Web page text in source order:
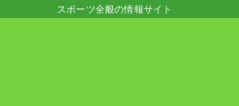
スポーツ全般の情報サイト